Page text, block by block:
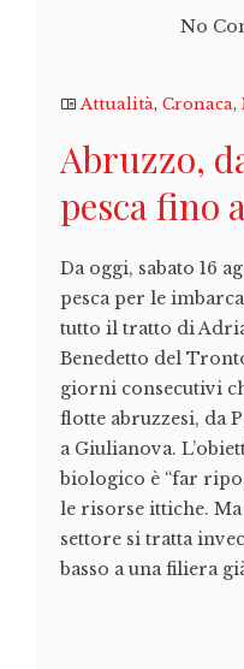
No
Attualità, Cronaca,
Abruzzo,
pesca fino
Da oggi, sabato 16
pesca per le
tutto il tratto di
Benedetto del
giorni consecutivi
flotte abruzzesi, da
a Giulianova.
biologico è “far
le risorse ittiche.
settore si tratta
basso a una filiera